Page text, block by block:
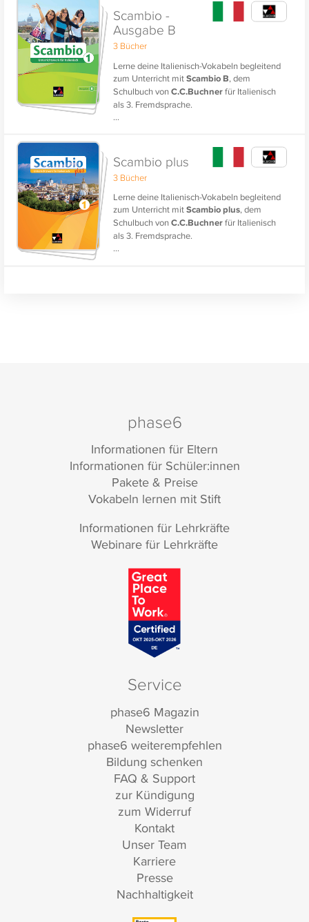
Scambio -
Ausgabe B
3 Bücher
Lerne deine Italienisch-Vokabeln begleitend
zum Unterricht mitScambio B, dem
Schulbuch vonC.C.Buchnerfür Italienisch
als 3. Fremdsprache.
...
Scambio plus
3 Bücher
Lerne deine Italienisch-Vokabeln begleitend
zum Unterricht mitScambio plus, dem
Schulbuch vonC.C.Buchnerfür Italienisch
als 3. Fremdsprache.
...
phase6
Informationen für Eltern
Informationen für Schüler:innen
Pakete & Preise
Vokabeln lernen mit Stift
Informationen für Lehrkräfte
Webinare für Lehrkräfte
Service
phase6 Magazin
Newsletter
phase6 weiterempfehlen
Bildung schenken
FAQ & Support
zur Kündigung
zum Widerruf
Kontakt
Unser Team
Karriere
Presse
Nachhaltigkeit